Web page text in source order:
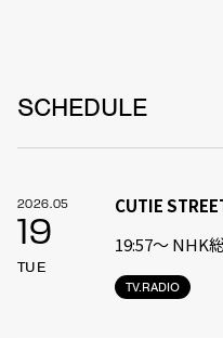
SCHEDULE
2026.05
19
TUE
TV.RADIO
CUTIE
19:57〜 NHK